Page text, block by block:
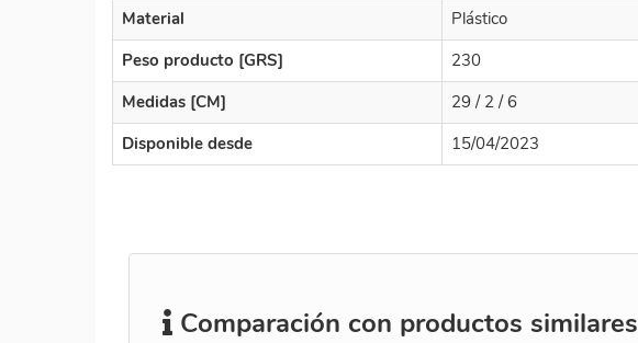
Material
Plástico
Peso producto [GRS]
230
Medidas [CM]
29 / 2 / 6
Disponible desde
15/04/2023
Comparación con productos similares